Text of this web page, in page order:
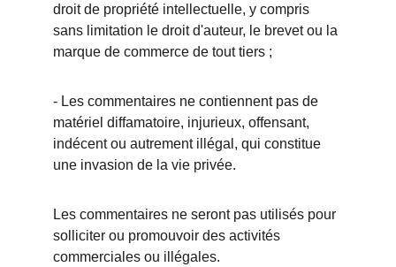
droit de propriété intellectuelle, y compris
sans limitation le droit d'auteur, le brevet ou la
marque de commerce de tout tiers ;
- Les commentaires ne contiennent pas de
matériel diffamatoire, injurieux, offensant,
indécent ou autrement illégal, qui constitue
une invasion de la vie privée.
Les commentaires ne seront pas utilisés pour
solliciter ou promouvoir des activités
commerciales ou illégales.